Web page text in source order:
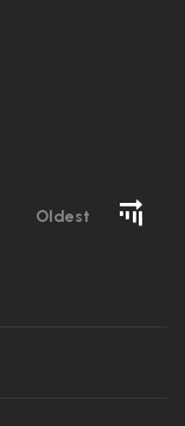
Oldest